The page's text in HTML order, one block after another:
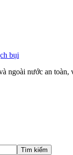
ngoài nước an toàn,